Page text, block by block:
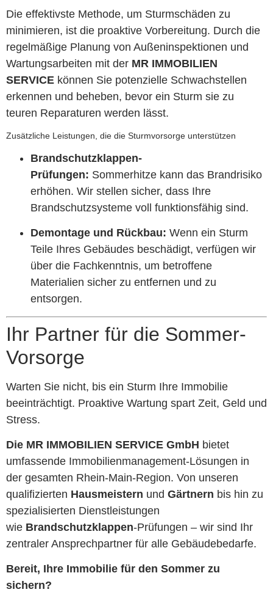
Die effektivste Methode, um Sturmschäden zu
minimieren, ist die proaktive Vorbereitung. Durch die
regelmäßige Planung von Außeninspektionen und
Wartungsarbeiten mit der MR IMMOBILIEN
SERVICE können Sie potenzielle Schwachstellen
erkennen und beheben, bevor ein Sturm sie zu
teuren Reparaturen werden lässt.
Zusätzliche Leistungen, die die Sturmvorsorge unterstützen
Brandschutzklappen-
Prüfungen: Sommerhitze kann das Brandrisiko
erhöhen. Wir stellen sicher, dass Ihre
Brandschutzsysteme voll funktionsfähig sind.
Demontage und Rückbau: Wenn ein Sturm
Teile Ihres Gebäudes beschädigt, verfügen wir
über die Fachkenntnis, um betroffene
Materialien sicher zu entfernen und zu
entsorgen.
Ihr Partner für die Sommer-
Vorsorge
Warten Sie nicht, bis ein Sturm Ihre Immobilie
beeinträchtigt. Proaktive Wartung spart Zeit, Geld und
Stress.
Die MR IMMOBILIEN SERVICE GmbH bietet
umfassende Immobilienmanagement-Lösungen in
der gesamten Rhein-Main-Region. Von unseren
qualifizierten Hausmeistern und Gärtnern bis hin zu
spezialisierten Dienstleistungen
wie Brandschutzklappen-Prüfungen – wir sind Ihr
zentraler Ansprechpartner für alle Gebäudebedarfe.
Bereit, Ihre Immobilie für den Sommer zu
sichern?